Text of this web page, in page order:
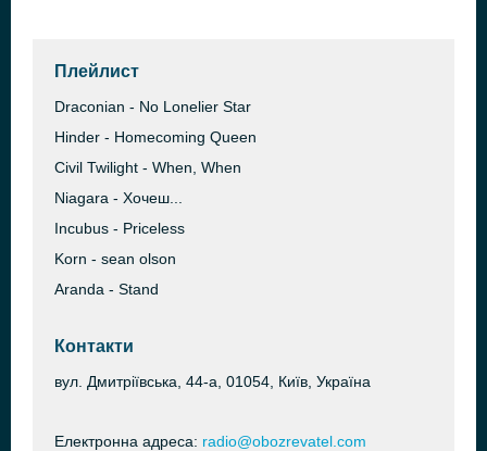
Плейлист
Draconian - No Lonelier Star
Hinder - Homecoming Queen
Civil Twilight - When, When
Niagara - Хочеш...
Incubus - Priceless
Korn - sean olson
Aranda - Stand
Контакти
вул. Дмитріївська, 44-а, 01054, Київ, Україна
Електронна адреса: radio@obozrevatel.com